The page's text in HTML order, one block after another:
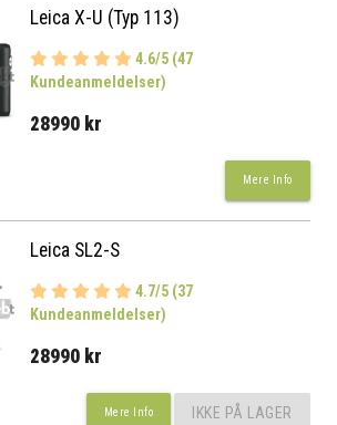
Leica X-U (Typ 113)
4.6/5 (47
Kundeanmeldelser)
28990 kr
Mere Info
Leica SL2-S
4.7/5 (37
Kundeanmeldelser)
28990 kr
Mere Info IKKE PÅ LAGER